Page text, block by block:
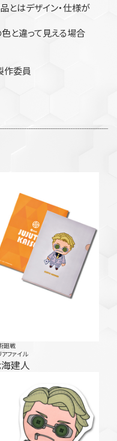
とはデザイン・仕様が
と違って見える場合
作委員
廻戦
アファイル
建人